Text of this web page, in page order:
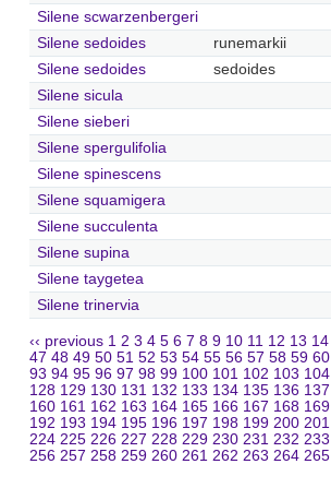
Silene scwarzenbergeri
Silene sedoides
runemarkii
Silene sedoides
sedoides
Silene sicula
Silene sieberi
Silene spergulifolia
Silene spinescens
Silene squamigera
Silene succulenta
Silene supina
Silene taygetea
Silene trinervia
‹‹ previous 1 2 3 4 5 6 7 8 9 10 11 12 13 14
47 48 49 50 51 52 53 54 55 56 57 58 59 60
93 94 95 96 97 98 99 100 101 102 103 104
128 129 130 131 132 133 134 135 136 137
160 161 162 163 164 165 166 167 168 169
192 193 194 195 196 197 198 199 200 201
224 225 226 227 228 229 230 231 232 233
256 257 258 259 260 261 262 263 264 265